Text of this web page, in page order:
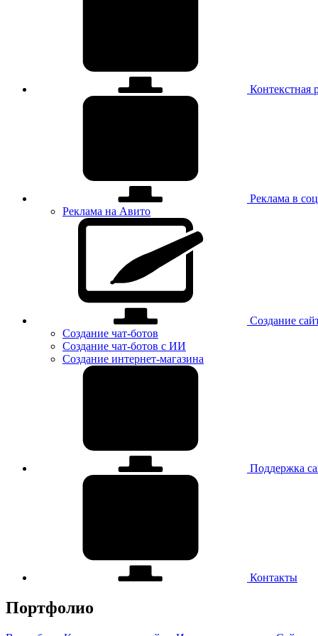
Контекстная
Реклама в
Реклама на Авито
Создание
Создание чат-ботов
Создание чат-ботов с ИИ
Создание интернет-магазина
Поддержка
Контакты
Портфолио